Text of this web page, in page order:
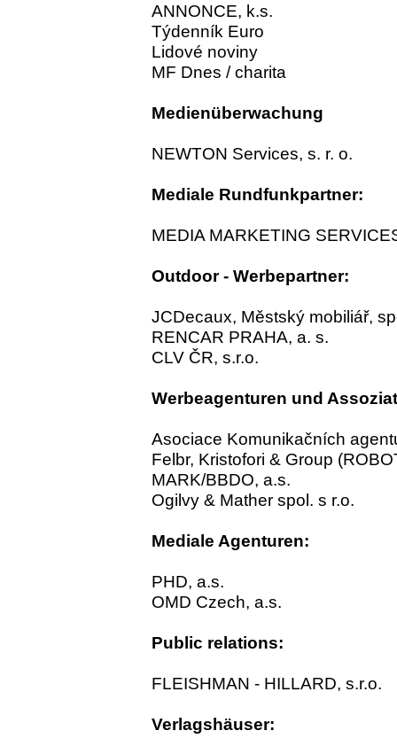
ANNONCE, k.s.
Týdenník Euro
Lidové noviny
MF Dnes / charita
Medienüberwachung
NEWTON Services, s. r. o.
Mediale Rundfunkpartner:
MEDIA MARKETING
Outdoor - Werbepartner:
JCDecaux, Městský mobiliář,
RENCAR PRAHA, a. s.
CLV ČR, s.r.o.
Werbeagenturen und
Asociace Komunikačních
Felbr, Kristofori & Group
MARK/BBDO, a.s.
Ogilvy & Mather spol. s r.o.
Mediale Agenturen:
PHD, a.s.
OMD Czech, a.s.
Public relations:
FLEISHMAN - HILLARD, s.r.o.
Verlagshäuser: